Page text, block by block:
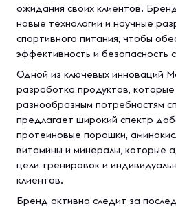
ожидания своих клиентов.
новые технологии и научные
спортивного питания, чтобы
эффективность и безопасность
Одной из ключевых инноваций
разработка продуктов,
разнообразным потребностям
предлагает широкий спектр
протеиновые порошки,
витамины и минералы, которые
цели тренировок и
клиентов.
Бренд активно следит за